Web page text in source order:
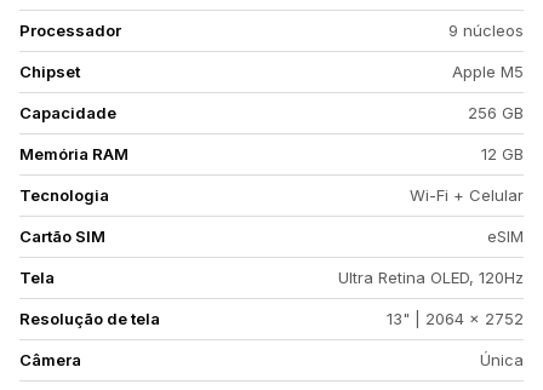
Processador 9 núcleos
Chipset Apple M5
Capacidade 256 GB
Memória RAM 12 GB
Tecnologia Wi-Fi + Celular
Cartão SIM eSIM
Tela Ultra Retina OLED, 120Hz
Resolução de tela 13" | 2064 x 2752
Câmera Única